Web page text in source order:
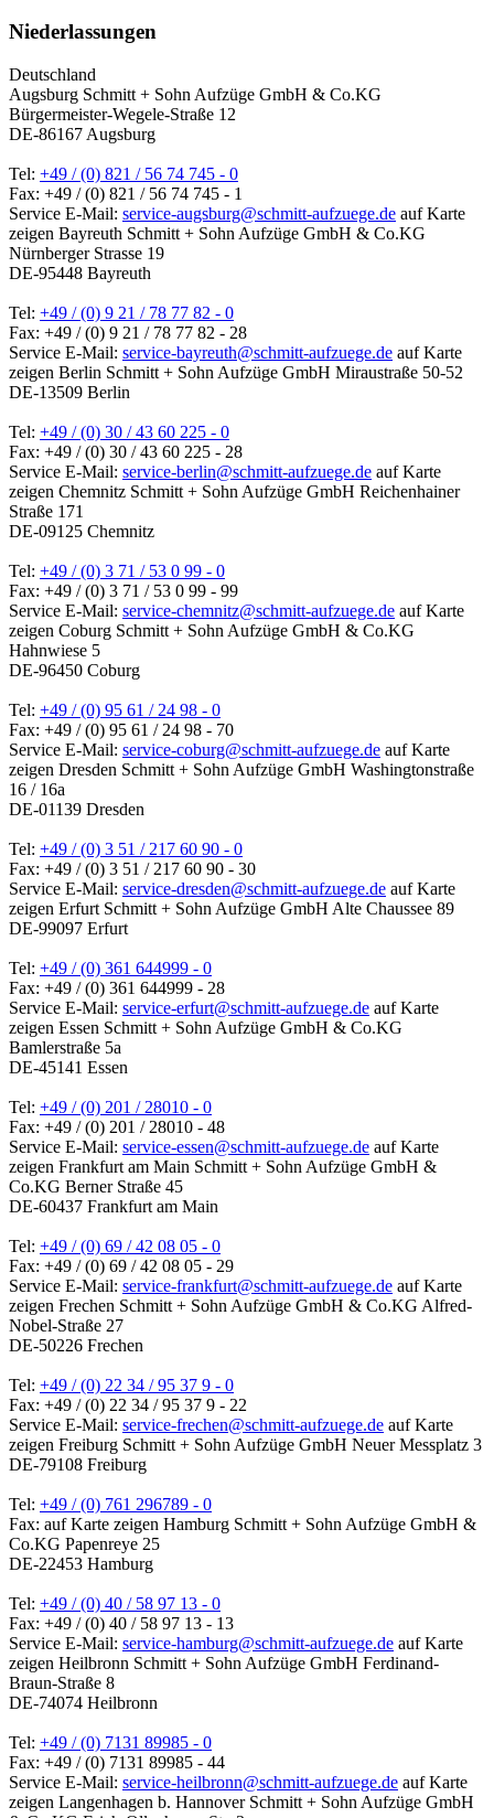
Niederlassungen
Deutschland
Augsburg Schmitt + Sohn Aufzüge GmbH & Co.KG
Bürgermeister-Wegele-Straße 12
DE-86167 Augsburg
Tel: +49 / (0) 821 / 56 74 745 - 0
Fax: +49 / (0) 821 / 56 74 745 - 1
Service E-Mail: service-augsburg@schmitt-aufzuege.de auf Karte
zeigen Bayreuth Schmitt + Sohn Aufzüge GmbH & Co.KG
Nürnberger Strasse 19
DE-95448 Bayreuth
Tel: +49 / (0) 9 21 / 78 77 82 - 0
Fax: +49 / (0) 9 21 / 78 77 82 - 28
Service E-Mail: service-bayreuth@schmitt-aufzuege.de auf Karte
zeigen Berlin Schmitt + Sohn Aufzüge GmbH Miraustraße 50-52
DE-13509 Berlin
Tel: +49 / (0) 30 / 43 60 225 - 0
Fax: +49 / (0) 30 / 43 60 225 - 28
Service E-Mail: service-berlin@schmitt-aufzuege.de auf Karte
zeigen Chemnitz Schmitt + Sohn Aufzüge GmbH Reichenhainer
Straße 171
DE-09125 Chemnitz
Tel: +49 / (0) 3 71 / 53 0 99 - 0
Fax: +49 / (0) 3 71 / 53 0 99 - 99
Service E-Mail: service-chemnitz@schmitt-aufzuege.de auf Karte
zeigen Coburg Schmitt + Sohn Aufzüge GmbH & Co.KG
Hahnwiese 5
DE-96450 Coburg
Tel: +49 / (0) 95 61 / 24 98 - 0
Fax: +49 / (0) 95 61 / 24 98 - 70
Service E-Mail: service-coburg@schmitt-aufzuege.de auf Karte
zeigen Dresden Schmitt + Sohn Aufzüge GmbH Washingtonstraße
16 / 16a
DE-01139 Dresden
Tel: +49 / (0) 3 51 / 217 60 90 - 0
Fax: +49 / (0) 3 51 / 217 60 90 - 30
Service E-Mail: service-dresden@schmitt-aufzuege.de auf Karte
zeigen Erfurt Schmitt + Sohn Aufzüge GmbH Alte Chaussee 89
DE-99097 Erfurt
Tel: +49 / (0) 361 644999 - 0
Fax: +49 / (0) 361 644999 - 28
Service E-Mail: service-erfurt@schmitt-aufzuege.de auf Karte
zeigen Essen Schmitt + Sohn Aufzüge GmbH & Co.KG
Bamlerstraße 5a
DE-45141 Essen
Tel: +49 / (0) 201 / 28010 - 0
Fax: +49 / (0) 201 / 28010 - 48
Service E-Mail: service-essen@schmitt-aufzuege.de auf Karte
zeigen Frankfurt am Main Schmitt + Sohn Aufzüge GmbH &
Co.KG Berner Straße 45
DE-60437 Frankfurt am Main
Tel: +49 / (0) 69 / 42 08 05 - 0
Fax: +49 / (0) 69 / 42 08 05 - 29
Service E-Mail: service-frankfurt@schmitt-aufzuege.de auf Karte
zeigen Frechen Schmitt + Sohn Aufzüge GmbH & Co.KG Alfred-
Nobel-Straße 27
DE-50226 Frechen
Tel: +49 / (0) 22 34 / 95 37 9 - 0
Fax: +49 / (0) 22 34 / 95 37 9 - 22
Service E-Mail: service-frechen@schmitt-aufzuege.de auf Karte
zeigen Freiburg Schmitt + Sohn Aufzüge GmbH Neuer Messplatz 3
DE-79108 Freiburg
Tel: +49 / (0) 761 296789 - 0
Fax: auf Karte zeigen Hamburg Schmitt + Sohn Aufzüge GmbH &
Co.KG Papenreye 25
DE-22453 Hamburg
Tel: +49 / (0) 40 / 58 97 13 - 0
Fax: +49 / (0) 40 / 58 97 13 - 13
Service E-Mail: service-hamburg@schmitt-aufzuege.de auf Karte
zeigen Heilbronn Schmitt + Sohn Aufzüge GmbH Ferdinand-
Braun-Straße 8
DE-74074 Heilbronn
Tel: +49 / (0) 7131 89985 - 0
Fax: +49 / (0) 7131 89985 - 44
Service E-Mail: service-heilbronn@schmitt-aufzuege.de auf Karte
zeigen Langenhagen b. Hannover Schmitt + Sohn Aufzüge GmbH